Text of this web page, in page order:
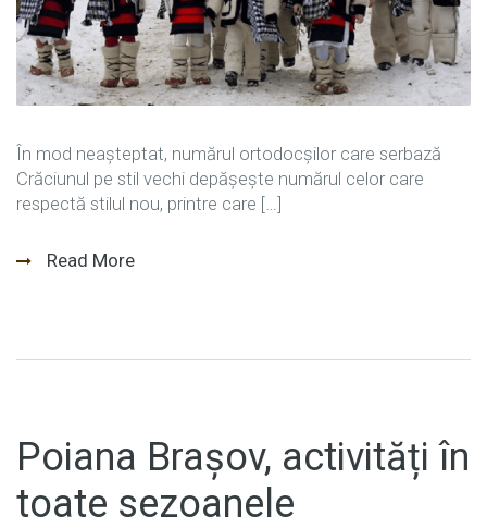
În mod neașteptat, numărul ortodocșilor care serbază
Crăciunul pe stil vechi depășește numărul celor care
respectă stilul nou, printre care […]
Read More
Poiana Brașov, activități în
toate sezoanele